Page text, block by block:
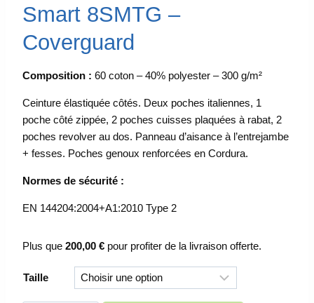
Smart 8SMTG –
Coverguard
Composition : 60 coton – 40% polyester – 300 g/m²
Ceinture élastiquée côtés. Deux poches italiennes, 1
poche côté zippée, 2 poches cuisses plaquées à rabat, 2
poches revolver au dos. Panneau d’aisance à l’entrejambe
+ fesses. Poches genoux renforcées en Cordura.
Normes de sécurité :
EN 144204:2004+A1:2010 Type 2
Plus que 200,00 € pour profiter de la livraison offerte.
Taille